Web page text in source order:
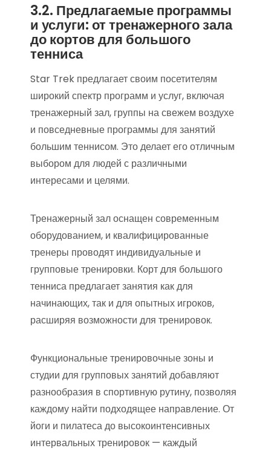
3.2. Предлагаемые программы
и услуги: от тренажерного зала
до кортов для большого
тенниса
Star Trek предлагает своим посетителям
широкий спектр программ и услуг, включая
тренажерный зал, группы на свежем воздухе
и повседневные программы для занятий
большим теннисом. Это делает его отличным
выбором для людей с различными
интересами и целями.
Тренажерный зал оснащен современным
оборудованием, и квалифицированные
тренеры проводят индивидуальные и
групповые тренировки. Корт для большого
тенниса предлагает занятия как для
начинающих, так и для опытных игроков,
расширяя возможности для тренировок.
Функциональные тренировочные зоны и
студии для групповых занятий добавляют
разнообразия в спортивную рутину, позволяя
каждому найти подходящее направление. От
йоги и пилатеса до высокоинтенсивных
интервальных тренировок — каждый